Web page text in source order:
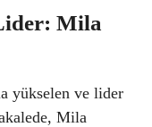
Mila
yükselen ve lider
Mila